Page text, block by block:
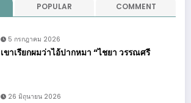
POPULAR COMMENT
5 กรกฎาคม 2026
เขาเรียกผมว่าไอ้ปากหมา “ไชยา วรรณศรี
26 มิถุนายน 2026